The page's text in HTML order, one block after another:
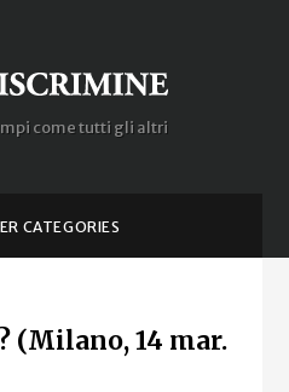
come tutti gli altri
CATEGORIES
(Milano, 14 mar.